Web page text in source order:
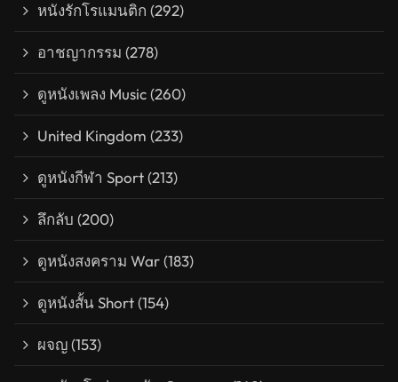
หนังรักโรแมนติก (292)
อาชญากรรม (278)
ดูหนังเพลง Music(260)
United Kingdom (233)
ดูหนังกีฬา Sport(213)
ลึกลับ (200)
ดูหนังสงคราม War(183)
ดูหนังสั้น Short(154)
ผจญ(153)